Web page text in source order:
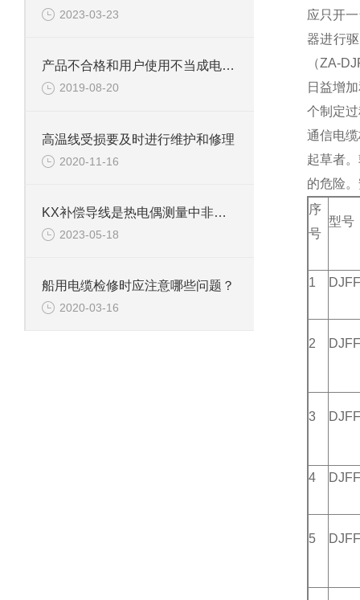
2023-03-23
产品不合格和用户使用不当成电伴热带起火的主要原因
2019-08-20
高温线受损要及时进行维护和修理
2020-11-16
KX补偿导线是热电偶测量中非常重要的一个环节
2023-05-18
船用电缆检修时应注意哪些问题？
2020-03-16
应只开
器进行
（ZA-
日益增
个制定
通信电
起草者
的危险
序
号
型号
1
2
3
4
5